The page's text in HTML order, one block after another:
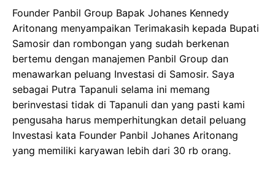
Founder Panbil Group Bapak Johanes Kennedy
Aritonang menyampaikan Terimakasih kepada Bupati
Samosir dan rombongan yang sudah berkenan
bertemu dengan manajemen Panbil Group dan
menawarkan peluang Investasi di Samosir. Saya
sebagai Putra Tapanuli selama ini memang
berinvestasi tidak di Tapanuli dan yang pasti kami
pengusaha harus memperhitungkan detail peluang
Investasi kata Founder Panbil Johanes Aritonang
yang memiliki karyawan lebih dari 30 rb orang.